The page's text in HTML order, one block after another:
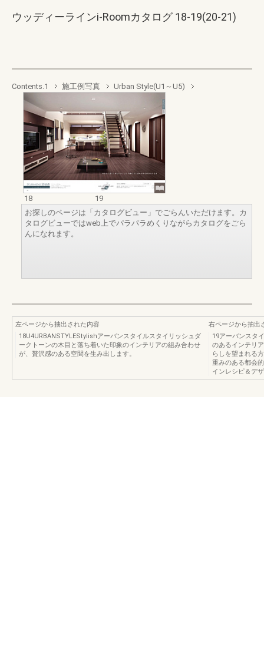
ウッディーラインi-Roomカタログ 18-19(20-21)
Contents.1 施工例写真 Urban Style(U1～U5)
18
19
お探しのページは「カタログビュー」でごらんいただけます。カ
タログビューではweb上でパラパラめくりながらカタログをごら
んになれます。
左ページから抽出された内容
18U4URBANSTYLEStylishアーバンスタイルスタイリッシュダ
ークトーンの木目と落ち着いた印象のインテリアの組み合わせ
が、贅沢感のある空間を生み出します。
右ページから抽出
19アーバンスタ
のあるインテリ
らしを望まれる
重みのある都会
インレシピ＆デ